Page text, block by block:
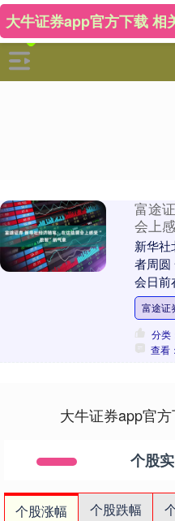
大牛证券app官方下载 相
富途
会上
新华社
者周圆
会日前
为主角
人矿车
富途证
分类
查看
大牛证券app官
个股
个股涨幅 个股跌幅